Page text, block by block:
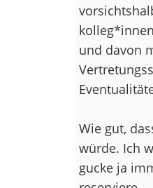
und davon
Wie gut,
würde. Ich
gucke ja